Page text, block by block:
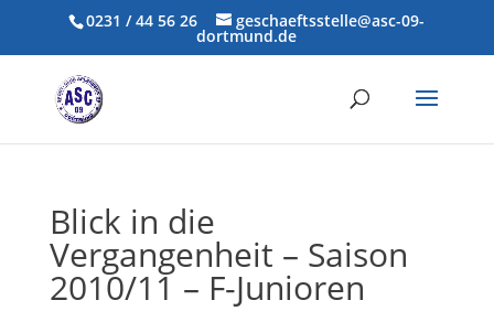
0231 / 44 56 26 geschaeftsstelle@asc-09-
dortmund.de
Blick in die
Vergangenheit – Saison
2010/11 – F-Junioren